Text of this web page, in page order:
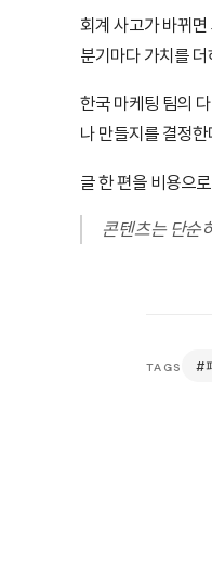
회계 사고가 바뀌
분기마다 가치를
한국 마케팅 팀의
나 만들지를 결정한
글 한 편을 비용으
콘텐츠는 단순
TAGS #